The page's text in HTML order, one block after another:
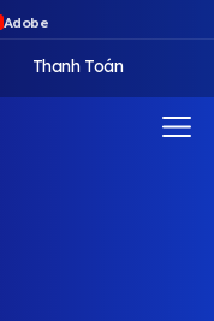
Adobe
Thanh Toán